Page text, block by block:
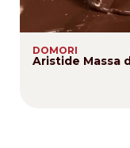
DOMORI
Aristide Massa